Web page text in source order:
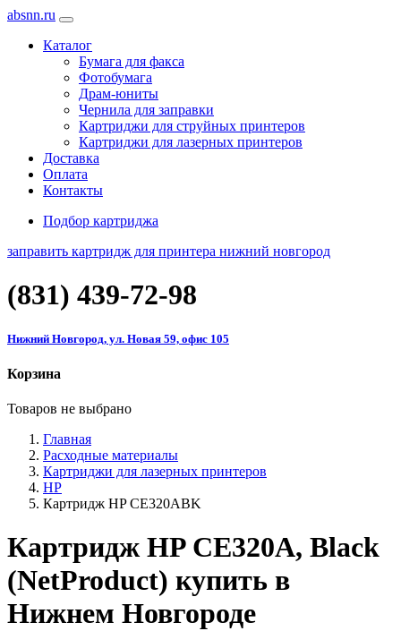
absnn.ru
Каталог
Бумага для факса
Фотобумага
Драм-юниты
Чернила для заправки
Картриджи для струйных принтеров
Картриджи для лазерных принтеров
Доставка
Оплата
Контакты
Подбор картриджа
заправить картридж для принтера нижний новгород
(831) 439-72-98
Нижний Новгород, ул. Новая 59, офис 105
Корзина
Товаров не выбрано
Главная
Расходные материалы
Картриджи для лазерных принтеров
HP
Картридж HP CE320ABK
Картридж HP CE320A, Black
(NetProduct) купить в
Нижнем Новгороде